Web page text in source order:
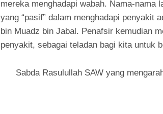
mereka menghadapi wabah. Nama-nama
yang “pasif” dalam menghadapi penyakit
bin Muadz bin Jabal. Penafsir kemudian
penyakit, sebagai teladan bagi kita untuk
Sabda Rasulullah SAW yang